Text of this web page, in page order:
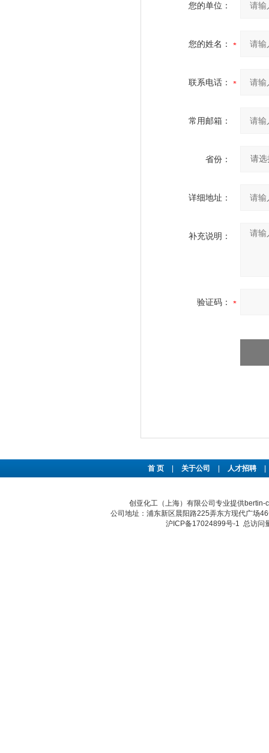
您的单位：
您的姓名：
联系电话：
常用邮箱：
省份：
详细地址：
补充说明：
验证码：
首 页 关于公司 人才招聘
创亚化工（上海）有限公司专业提供
公司地址：浦东新区晨阳路225弄东方现代广场
沪ICP备17024899号-1 总访问